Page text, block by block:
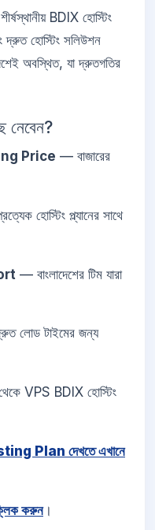
BDIX হোস্টিং
দ্রুত হোস্টিং সলিউশন
অবস্থিত, যা দ্রুতগতির
Price — বাজারের
হোস্টিং প্ল্যানের সাথে
— বাংলাদেশের টিম যারা
লোড টাইমের জন্য
VPS BDIX হোস্টিং
Plan দেখতে এখানে
করুন।